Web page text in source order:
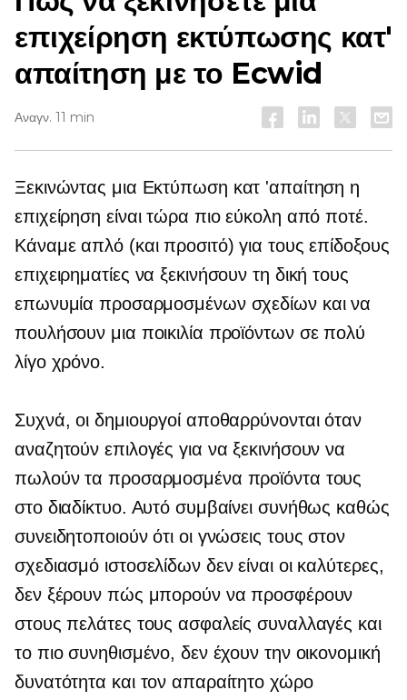
επιχείρηση εκτύπωσης κατ'
απαίτηση με το Ecwid
Αναγν. 11 min
Ξεκινώντας μια Εκτύπωση κατ 'απαίτηση η
επιχείρηση είναι τώρα πιο εύκολη από ποτέ.
Κάναμε απλό (και προσιτό) για τους επίδοξους
επιχειρηματίες να ξεκινήσουν τη δική τους
επωνυμία προσαρμοσμένων σχεδίων και να
πουλήσουν μια ποικιλία προϊόντων σε πολύ
λίγο χρόνο.
Συχνά, οι δημιουργοί αποθαρρύνονται όταν
αναζητούν επιλογές για να ξεκινήσουν να
πωλούν τα προσαρμοσμένα προϊόντα τους
στο διαδίκτυο. Αυτό συμβαίνει συνήθως καθώς
συνειδητοποιούν ότι οι γνώσεις τους στον
σχεδιασμό ιστοσελίδων δεν είναι οι καλύτερες,
δεν ξέρουν πώς μπορούν να προσφέρουν
στους πελάτες τους ασφαλείς συναλλαγές και
το πιο συνηθισμένο, δεν έχουν την οικονομική
δυνατότητα και τον απαραίτητο χώρο